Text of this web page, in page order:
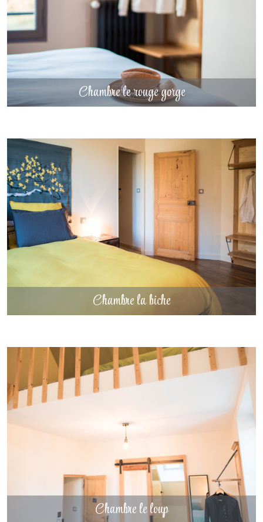
Chambre le rouge gorge
DÉCOUVRIR
Chambre la biche
Chambre la biche
Chambre le loup
Chambre le loup
DÉCOUVRIR